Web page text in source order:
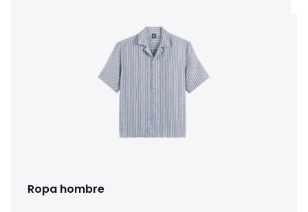
Ropa hombre